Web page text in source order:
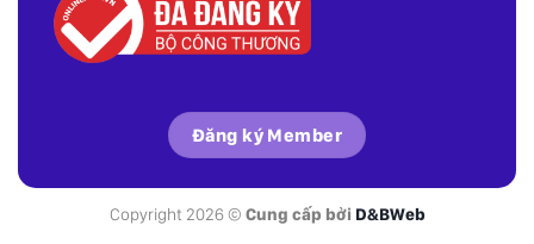
Đăng ký Member
Copyright 2026 © Cung cấp bởi D&BWeb